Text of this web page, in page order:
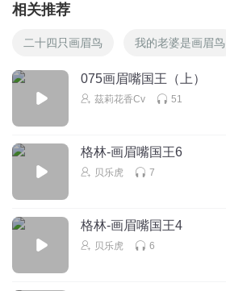
相关推荐
二十四只画眉鸟 我的老婆是画眉鸟
075画眉嘴国王（上）
茲莉花香Cv 51
格林-画眉嘴国王6
贝乐虎 7
格林-画眉嘴国王4
贝乐虎 6